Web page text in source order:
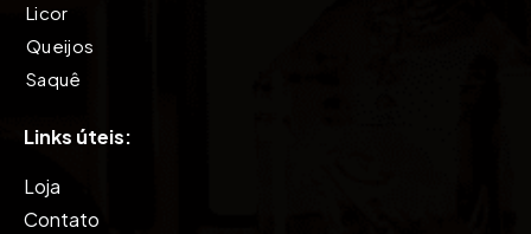
Licor
Queijos
Saquê
Vinho
Vodkas
Whisky
Links úteis:
Loja
Contato